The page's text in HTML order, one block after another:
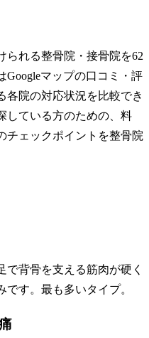
られる整骨院・接骨院を62
Googleマップの口コミ・評
各院の対応状況を比較でき
している方のための、料
チェックポイントを整骨院
背骨を支える筋肉が硬く
す。最も多いタイプ。